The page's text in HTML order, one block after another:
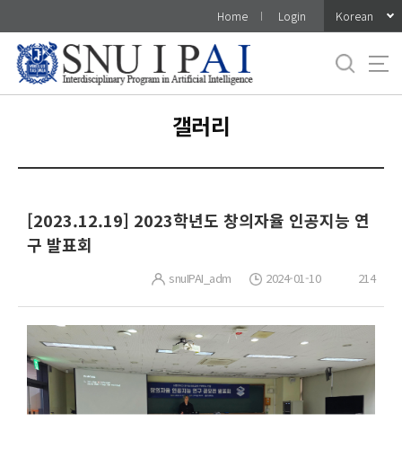
로
메
Home Login Korean
갤러리
[2023.12.19] 2023학년도 창의자율 인공지능 연
구 발표회
snuIPAI_adm 2024-01-10 214